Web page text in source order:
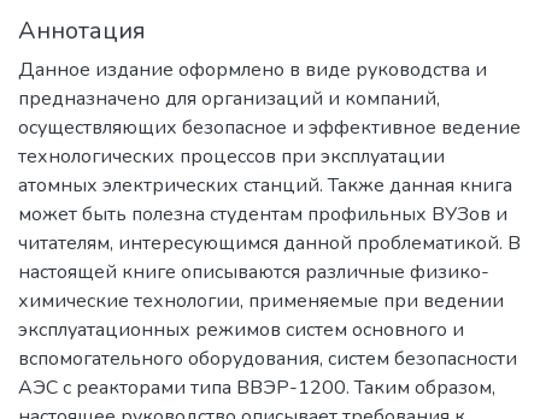
Аннотация
Данное издание оформлено в виде руководства и
предназначено для организаций и компаний,
осуществляющих безопасное и эффективное ведение
технологических процессов при эксплуатации
атомных электрических станций. Также данная книга
может быть полезна студентам профильных ВУЗов и
читателям, интересующимся данной проблематикой. В
настоящей книге описываются различные физико-
химические технологии, применяемые при ведении
эксплуатационных режимов систем основного и
вспомогательного оборудования, систем безопасности
АЭС с реакторами типа ВВЭР-1200. Таким образом,